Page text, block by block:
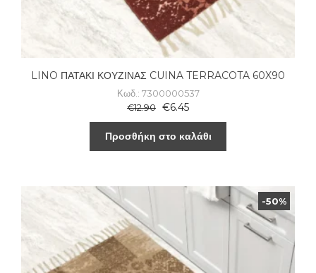
LINO ΠΑΤΑΚΙ ΚΟΥΖΙΝΑΣ CUINA TERRACOTA 60X90
Κωδ.: 7300000537
€12.90 €6.45
Προσθήκη στο καλάθι
-50%